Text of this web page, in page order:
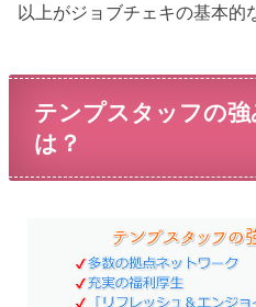
以上がジョブチェキの基本的
テンプスタッフの
は？